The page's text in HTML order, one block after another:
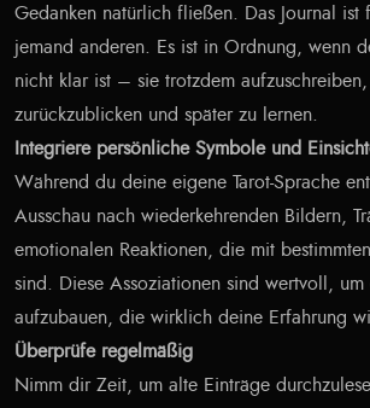
Gedanken natürlich fließen. Das Journal
jemand anderen. Es ist in Ordnung, wenn
nicht klar ist – sie trotzdem
zurückzublicken und später zu lernen.
Integriere persönliche Symbole und
Während du deine eigene Tarot-Sprache
Ausschau nach wiederkehrenden Bildern,
emotionalen Reaktionen, die mit
sind. Diese Assoziationen sind wertvoll, um
aufzubauen, die wirklich deine Erfahrung
Überprüfe regelmäßig
Nimm dir Zeit, um alte Einträge